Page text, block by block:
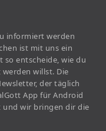
informiert werden
ist mit uns ein
so entscheide, wie du
willst. Die
der täglich
App für Android
und wir bringen dir die